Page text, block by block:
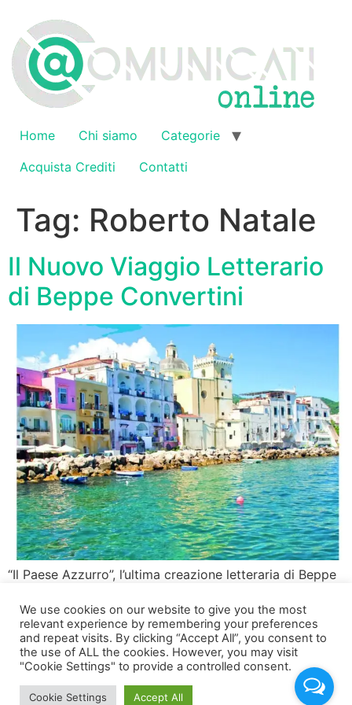
contenuto
Home Chi siamo
Categorie
Acquista Crediti
Contatti
Tag: Roberto Natale
Il Nuovo Viaggio Letterario
di Beppe Convertini
“Il Paese Azzurro”, l’ultima creazione letteraria di Beppe
giugno La presentazione del libro “Il Paese Azzurro“, si è
tenuta nel sontuoso Palazzo Brancaccio, dove il famoso
conduttore televisivo ha intrattenuto una vivace
conversazione con Roberto Genovesi, caporedattore di
Rai Libri, Angelo Mellone, responsabile del […]
We use cookies on our website to give you the most
relevant experience by remembering your preferences
and repeat visits. By clicking “Accept All”, you consent to
the use of ALL the cookies. However, you may visit
"Cookie Settings" to provide a controlled consent.
Cookie Settings Accept All